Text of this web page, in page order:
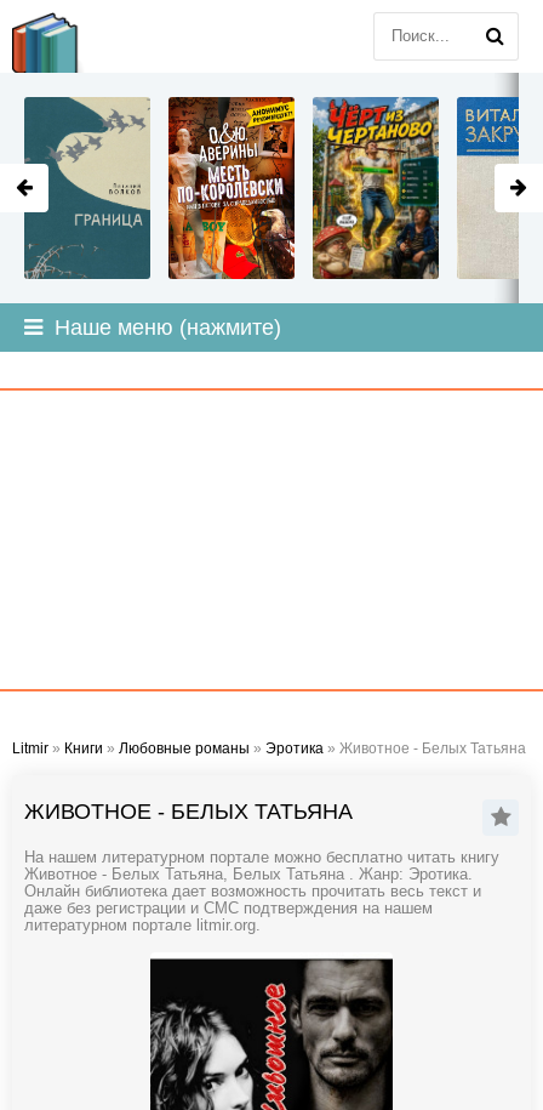
Наше меню (нажмите)
Litmir » Книги » Любовные романы » Эротика » Животное - Белых Татьяна
ЖИВОТНОЕ - БЕЛЫХ ТАТЬЯНА
На нашем литературном портале можно бесплатно читать книгу
Животное - Белых Татьяна, Белых Татьяна . Жанр: Эротика.
Онлайн библиотека дает возможность прочитать весь текст и
даже без регистрации и СМС подтверждения на нашем
литературном портале litmir.org.
LITMIR.ORG